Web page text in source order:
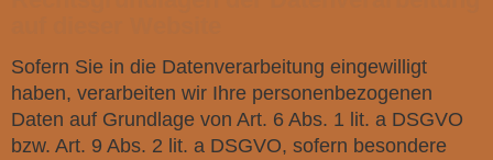
Sofern Sie in die Datenverarbeitung eingewilligt
haben, verarbeiten wir Ihre personenbezogenen
Daten auf Grundlage von Art. 6 Abs. 1 lit. a DSGVO
bzw. Art. 9 Abs. 2 lit. a DSGVO, sofern besondere